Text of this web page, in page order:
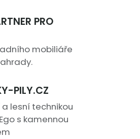
PRO
mobiliáře
PILY.CZ
lesní technikou
s kamennou